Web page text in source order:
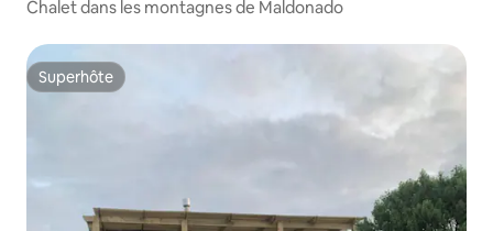
Chalet dans les montagnes de Maldonado
Superhôte
Superhôte